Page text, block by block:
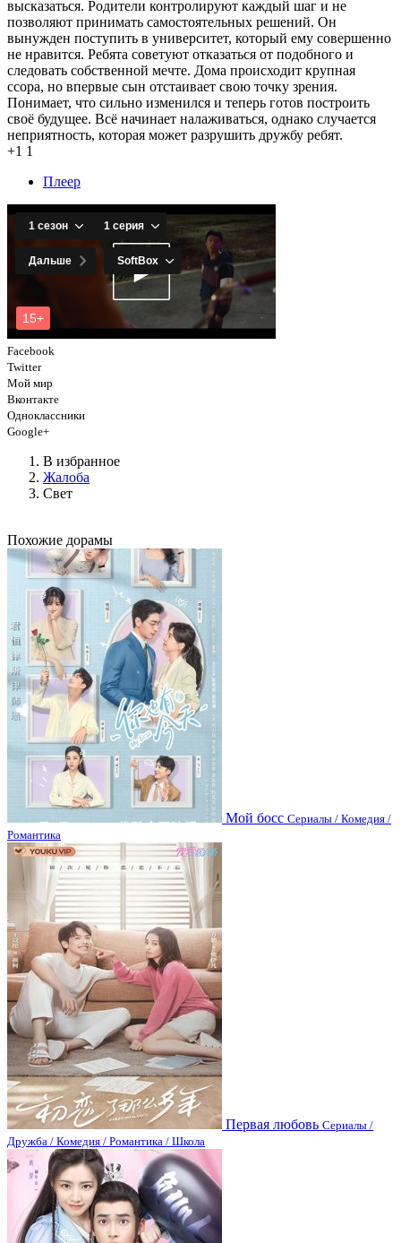
высказаться. Родители контролируют каждый шаг и не
позволяют принимать самостоятельных решений. Он
вынужден поступить в университет, который ему совершенно
не нравится. Ребята советуют отказаться от подобного и
следовать собственной мечте. Дома происходит крупная
ссора, но впервые сын отстаивает свою точку зрения.
Понимает, что сильно изменился и теперь готов построить
своё будущее. Всё начинает налаживаться, однако случается
неприятность, которая может разрушить дружбу ребят.
+1 1
Плеер
Facebook
Twitter
Мой мир
Вконтакте
Одноклассники
Google+
В избранное
Жалоба
Свет
Похожие дорамы
Мой босс Сериалы / Комедия /
Романтика
Первая любовь Сериалы /
Дружба / Комедия / Романтика / Школа